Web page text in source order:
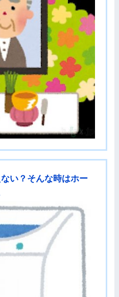
い？そんな時はホー